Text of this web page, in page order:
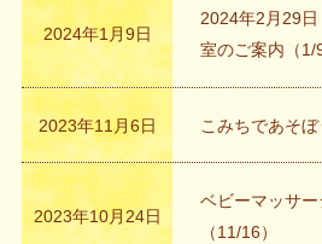
2024年1月9日
2024年2月29
室のご案内（1/9
2023年11月6日 こみちであそぼ
2023年10月24日
ベビーマッサ
（11/16）